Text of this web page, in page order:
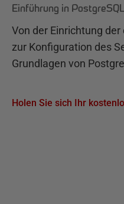
Einführung in
Von der Einrichtung
zur Konfiguration des
Grundlagen von
Holen Sie sich Ihr